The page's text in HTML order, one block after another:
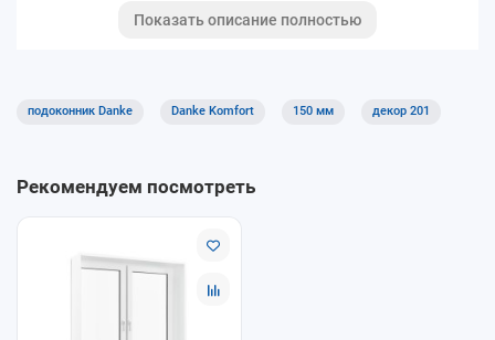
практичной поверхности.
Показать описание полностью
подоконник Danke Danke Komfort 150 мм декор 201
Рекомендуем посмотреть